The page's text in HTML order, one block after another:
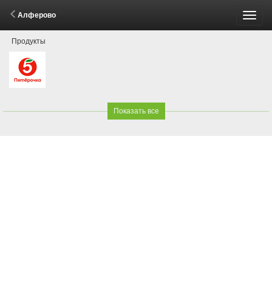
Алферово
Продукты
Показать все